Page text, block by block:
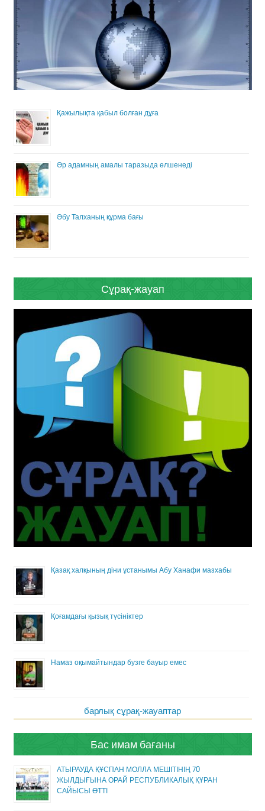
Қажылықта қабыл болған дұға
Әр адамның амалы таразыда өлшенеді
Әбу Талханың құрма бағы
Сұрақ-жауап
Қазақ халқының діни ұстанымы Абу Ханафи мазхабы
Қоғамдағы қызық түсініктер
Намаз оқымайтындар бузге бауыр емес
барлық сұрақ-жауаптар
Бас имам бағаны
АТЫРАУДА ҚҰСПАН МОЛЛА МЕШІТІНІҢ 70
ЖЫЛДЫҒЫНА ОРАЙ РЕСПУБЛИКАЛЫҚ ҚҰРАН
САЙЫСЫ ӨТТІ